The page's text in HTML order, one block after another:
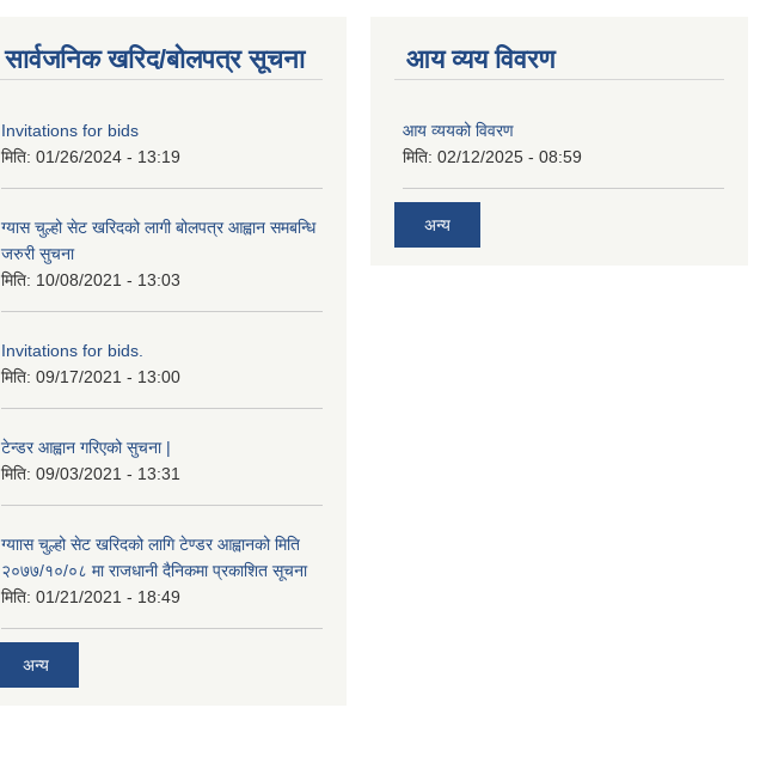
सार्वजनिक खरिद/बोलपत्र सूचना
Invitations for bids
मिति: 01/26/2024 - 13:19
ग्यास चुल्हो सेट खरिदको लागी बोलपत्र आह्वान समबन्धि
जरुरी सुचना
मिति: 10/08/2021 - 13:03
Invitations for bids.
मिति: 09/17/2021 - 13:00
टेन्डर आह्वान गरिएको सुचना |
मिति: 09/03/2021 - 13:31
ग्याास चुल्हो सेट खरिदको लागि टेण्डर आह्वानको मिति
२०७७/१०/०८ मा राजधानी दैनिकमा प्रकाशित सूचना
मिति: 01/21/2021 - 18:49
अन्य
आय व्यय विवरण
आय व्ययको विवरण
मिति: 02/12/2025 - 08:59
अन्य